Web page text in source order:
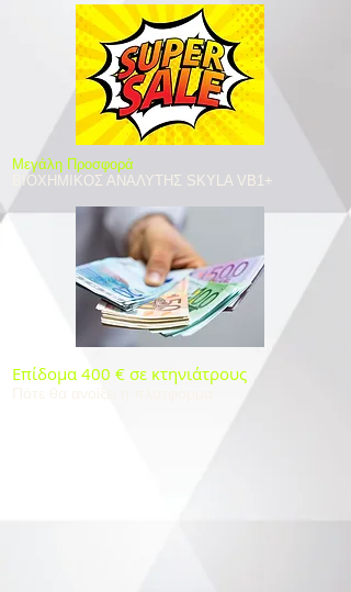
​Μεγάλη Προσφορά
ΒΙΟΧΗΜΙΚΟΣ ΑΝΑΛΥΤΗΣ SKYLA VB1+
Επίδομα 400 € σε κτηνιάτρους